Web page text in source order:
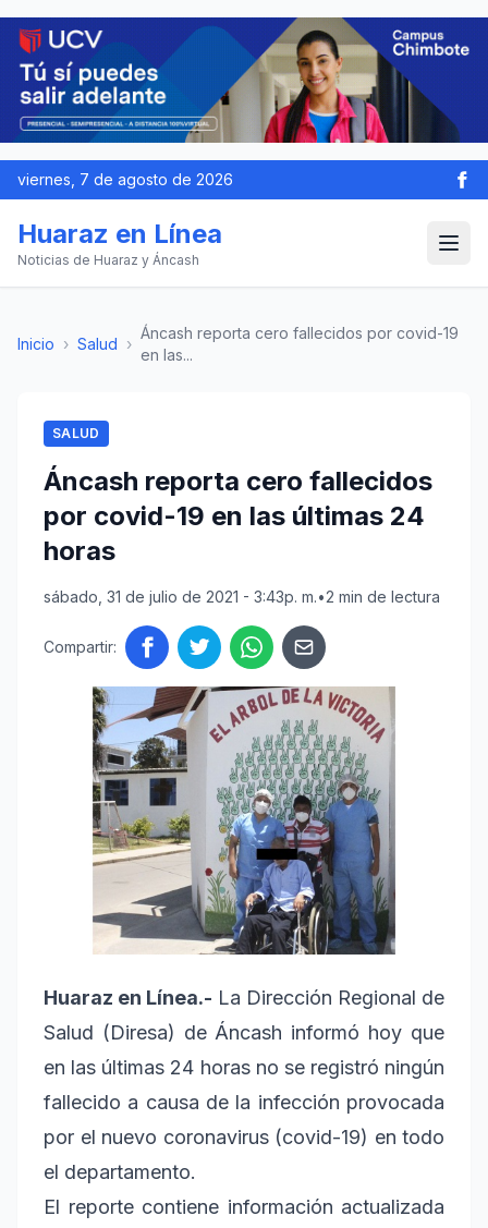
viernes, 7 de agosto de 2026
Huaraz en Línea
Noticias de Huaraz y Áncash
Inicio › Salud ›
Áncash reporta cero fallecidos por covid-19
en las...
SALUD
Áncash reporta cero fallecidos
por covid-19 en las últimas 24
horas
sábado, 31 de julio de 2021 - 3:43p. m.•2 min de lectura
Compartir:
Huaraz en Línea.- La Dirección Regional de
Salud (Diresa) de Áncash informó hoy que
en las últimas 24 horas no se registró ningún
fallecido a causa de la infección provocada
por el nuevo coronavirus (covid-19) en todo
el departamento.
El reporte contiene información actualizada